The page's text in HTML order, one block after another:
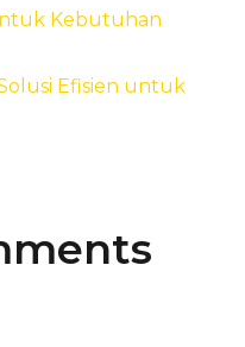
Kebutuhan
Efisien untuk